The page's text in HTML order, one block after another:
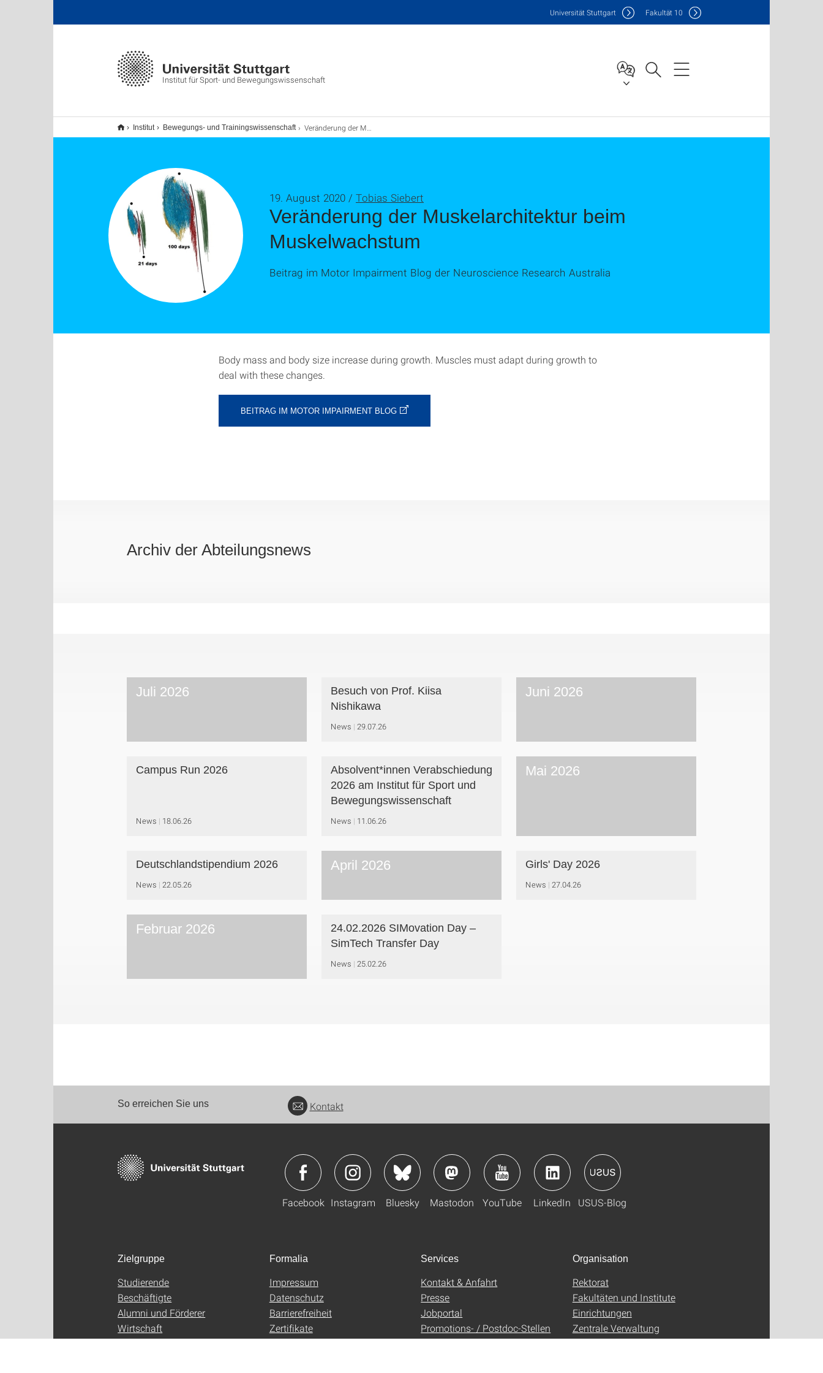
Institut für Sport- und Bewegungswissenschaft
Universität Stuttgart Fakultät 10
Institut Bewegungs- und Trainingswissenschaft Veränderung der Muskelarchitektur beim Muskelwachstum
Veränderung der Muskelarchitektur beim
Muskelwachstum
19. August 2020 / Tobias Siebert
Beitrag im Motor Impairment Blog der Neuroscience Research Australia
Body mass and body size increase during growth. Muscles must adapt during growth to
deal with these changes.
BEITRAG IM MOTOR IMPAIRMENT BLOG
Archiv der Abteilungsnews
Juli 2026
Besuch von Prof. Kiisa
Nishikawa
News 29.07.26
Juni 2026
Campus Run 2026
News 18.06.26
Absolvent*innen Verabschiedung
2026 am Institut für Sport und
Bewegungswissenschaft
News 11.06.26
Mai 2026
Deutschlandstipendium 2026
News 22.05.26
April 2026 Girls' Day 2026
News 27.04.26
Februar 2026
24.02.2026 SIMovation Day –
SimTech Transfer Day
News 25.02.26
So erreichen Sie uns Kontakt
Facebook Instagram Bluesky Mastodon YouTube LinkedIn USUS-Blog
Zielgruppe
Studierende
Beschäftigte
Alumni und Förderer
Wirtschaft
Formalia
Impressum
Datenschutz
Barrierefreiheit
Zertifikate
Services
Kontakt & Anfahrt
Presse
Jobportal
Promotions- / Postdoc-Stellen
Organisation
Rektorat
Fakultäten und Institute
Einrichtungen
Zentrale Verwaltung